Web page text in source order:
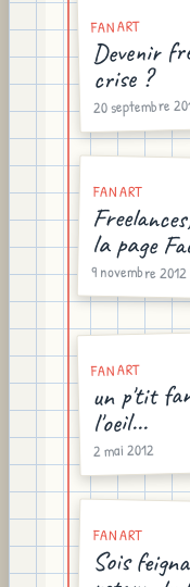
FAN ART
Devenir
crise ?
20 septembre
FAN ART
la page
9 novembre 2012
FAN ART
un p'tit
l'oeil...
2 mai 2012
FAN ART
Sois